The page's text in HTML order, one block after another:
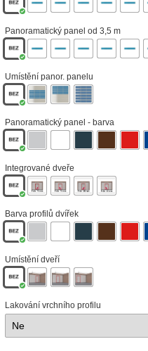
Panoramatický panel od 3,5 m
Umístění panor. panelu
Panoramatický panel - barva
Integrované dveře
Barva profilů dvířek
Umístění dveří
Lakování vrchního profilu